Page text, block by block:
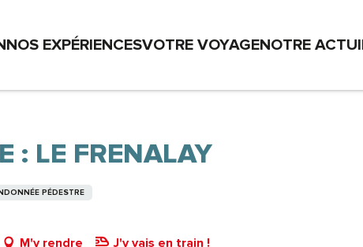
NOS EXPÉRIENCESVOTRE VOYAGENOTRE ACTU
: LE FRENALAY
PÉDESTRE
M'y rendre J'y vais en train !